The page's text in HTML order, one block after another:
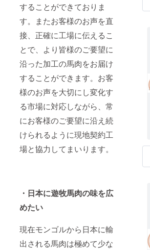
することができておりま
す。またお客様のお声を直
接、正確に工場に伝えるこ
とで、より皆様のご要望に
沿った加工の馬肉をお届け
することができます。お客
様のお声を大切にし変化す
る市場に対応しながら、常
にお客様のご要望に沿え続
けられるように現地契約工
場と協力してまいります。
・日本に遊牧馬肉の味を広
めたい
現在モンゴルから日本に輸
出される馬肉は極めて少な